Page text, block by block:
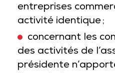
entreprises
activité identique ;
concernant les
des activités de
présidente